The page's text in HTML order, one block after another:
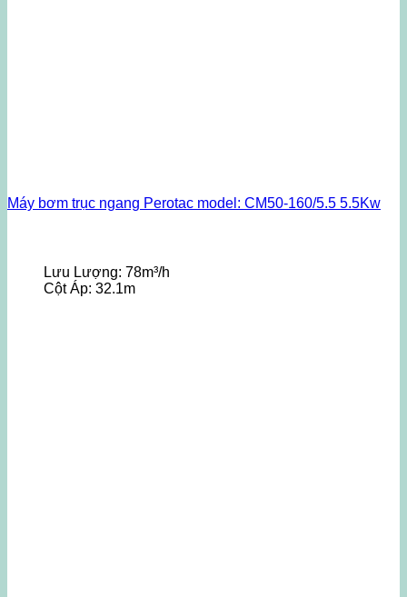
Máy bơm trục ngang Perotac model: CM50-160/5.5 5.5Kw
Lưu Lượng: 78m³/h
Cột Áp: 32.1m